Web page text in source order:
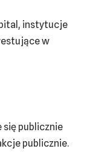
instytucje
w
się publicznie
publicznie.